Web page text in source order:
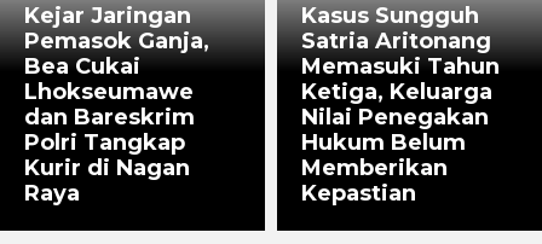
Kejar Jaringan
Pemasok Ganja,
Bea Cukai
Lhokseumawe
dan Bareskrim
Polri Tangkap
Kurir di Nagan
Raya
Kasus Sungguh
Satria Aritonang
Memasuki Tahun
Ketiga, Keluarga
Nilai Penegakan
Hukum Belum
Memberikan
Kepastian